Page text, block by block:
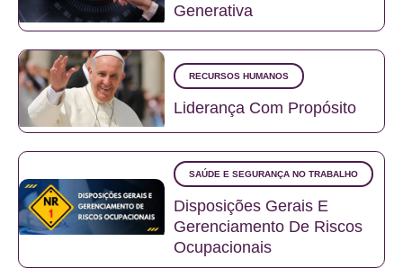
Generativa
RECURSOS HUMANOS
Liderança Com Propósito
SAÚDE E SEGURANÇA NO TRABALHO
Disposições Gerais E
Gerenciamento De Riscos
Ocupacionais